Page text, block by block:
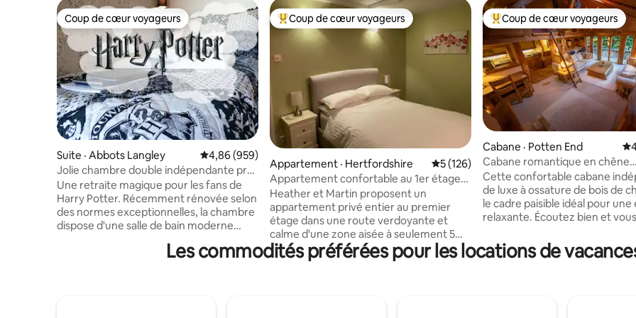
Coup de cœur voyageurs
Coup de cœur voyageurs
Suite · Abbots Langley Note moyenne de 4,86 sur 5, 959 commentaires
4,86 (959)
Jolie chambre double indépendante près
des studios HP/Londres
Une retraite magique pour les fans de
Harry Potter. Récemment rénovée selon
des normes exceptionnelles, la chambre
dispose d'une salle de bain moderne
télévision, d'un fer et d'une planche à
Coup de cœur voyageurs parmi les plus aimés
Coup de cœur voyageurs
Appartement · Hertfordshire Note moyenne de 5 sur 5, 126
5 (126)
Appartement confortable au 1er étage
d'une maison
Heather et Martin proposent un
appartement privé entier au premier
étage dans une route verdoyante et
calme d'une zone aisée à seulement 5
minutes en voiture du Harry Potter
Studio Tour. Le logement comprend une
Coup de cœur voyageurs
Coup de cœur voyageurs
Cabane · Potten End
Cabane romantique en chêne
Berkhamsted
Cette confortable cabane
de luxe à ossature de bois de
le cadre paisible idéal pour une
relaxante. Écoutez bien et vous pourrez
la forêt Ashridge du National
parfait pour les amateurs de
bars atmosphériques pour une
Les commodités préférées pour les locations de